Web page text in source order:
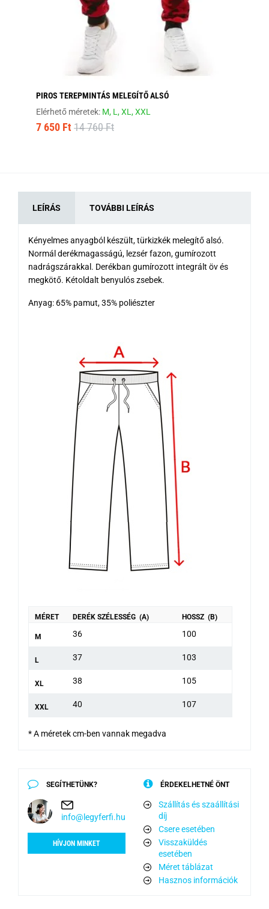
PIROS TEREPMINTÁS MELEGÍTŐ ALSÓ
Elérhető méretek: M, L,XL,XXL
7 650 Ft 14 760 Ft
LEÍRÁS TOVÁBBI LEÍRÁS
Kényelmes anyagból készült, türkizkék melegítő alsó.
Normál derékmagasságú, lezsér fazon, gumírozott
nadrágszárakkal. Derékban gumírozott integrált öv és
megkötő. Kétoldalt benyulós zsebek.
Anyag: 65% pamut, 35% poliészter
MÉRET DERÉK SZÉLESSÉG (A) HOSSZ (B)
M 36 100
L 37 103
XL 38 105
XXL 40 107
* A méretek cm-ben vannak megadva
SEGÍTHETÜNK?
info@legyferfi.hu
HÍVJON MINKET
ÉRDEKELHETNÉ ÖNT
Szállítás és szaállítási
díj
Csere esetében
Visszaküldés
esetében
Méret táblázat
Hasznos információk